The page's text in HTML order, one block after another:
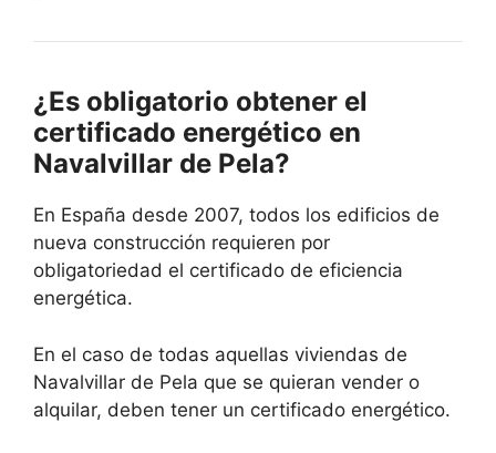
¿Es obligatorio obtener el
certificado energético en
Navalvillar de Pela?
En España desde 2007, todos los edificios de
nueva construcción requieren por
obligatoriedad el certificado de eficiencia
energética.
En el caso de todas aquellas viviendas de
Navalvillar de Pela que se quieran vender o
alquilar, deben tener un certificado energético.